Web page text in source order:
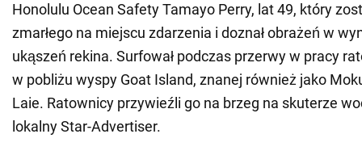
Honolulu Ocean Safety Tamayo Perry, lat 49, który
zmarłego na miejscu zdarzenia i doznał obrażeń w
ukąszeń rekina. Surfował podczas przerwy w pracy
w pobliżu wyspy Goat Island, znanej również jako
Laie. Ratownicy przywieźli go na brzeg na skuterze
lokalny Star-Advertiser.